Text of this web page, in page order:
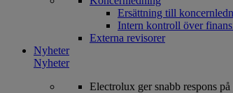
Ersättning till
Intern kontroll över
Externa revisorer
Nyheter
Nyheter
Electrolux ger snabb respons